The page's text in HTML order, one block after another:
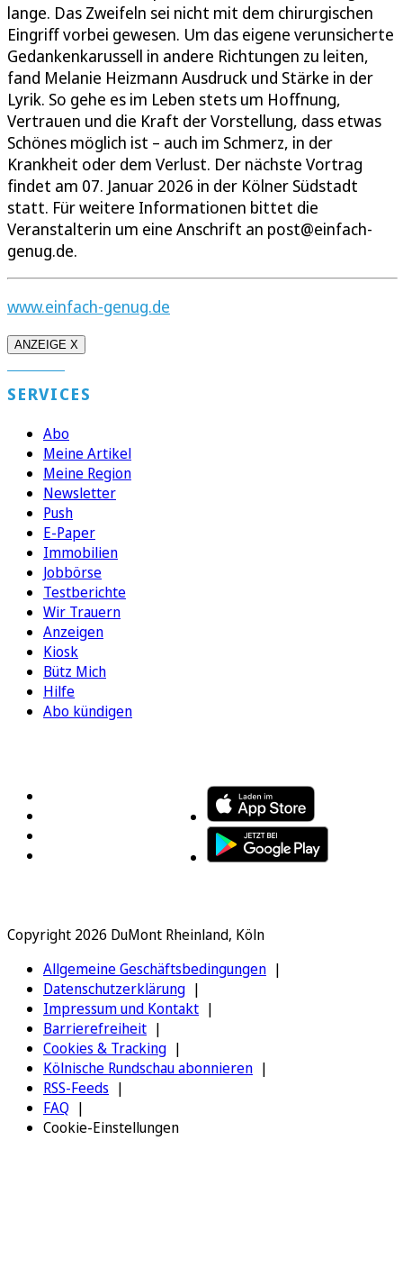
lange. Das Zweifeln sei nicht mit dem chirurgischen
Eingriff vorbei gewesen. Um das eigene verunsicherte
Gedankenkarussell in andere Richtungen zu leiten,
fand Melanie Heizmann Ausdruck und Stärke in der
Lyrik. So gehe es im Leben stets um Hoffnung,
Vertrauen und die Kraft der Vorstellung, dass etwas
Schönes möglich ist – auch im Schmerz, in der
Krankheit oder dem Verlust. Der nächste Vortrag
findet am 07. Januar 2026 in der Kölner Südstadt
statt. Für weitere Informationen bittet die
Veranstalterin um eine Anschrift an post@einfach-
genug.de.
www.einfach-genug.de
ANZEIGE X
SERVICES
Abo
Meine Artikel
Meine Region
Newsletter
Push
E-Paper
Immobilien
Jobbörse
Testberichte
Wir Trauern
Anzeigen
Kiosk
Bütz Mich
Hilfe
Abo kündigen
Copyright 2026 DuMont Rheinland, Köln
Allgemeine Geschäftsbedingungen
Datenschutzerklärung
Impressum und Kontakt
Barrierefreiheit
Cookies & Tracking
Kölnische Rundschau abonnieren
RSS-Feeds
FAQ
Cookie-Einstellungen